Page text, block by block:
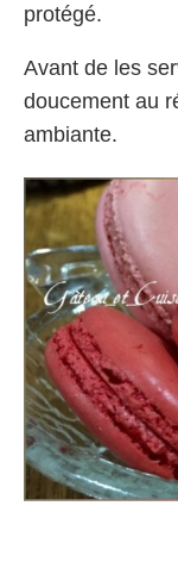
protégé.
Avant de les
doucement au
ambiante.